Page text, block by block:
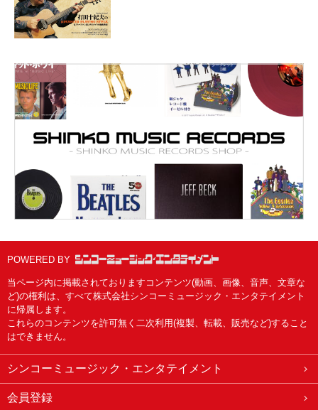
POWERED BY
当ページ内に掲載されておりますコンテンツ(動画、画像、音声、文章な
ど)の権利は、すべて株式会社シンコーミュージック・エンタテイメント
に帰属します。
これらのコンテンツを許可無く二次利用(複製、転載、販売など)すること
はできません。
シンコーミュージック・エンタテイメント
会員登録